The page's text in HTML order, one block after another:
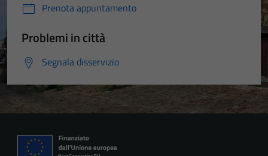
Prenota appuntamento
Problemi in città
Segnala disservizio